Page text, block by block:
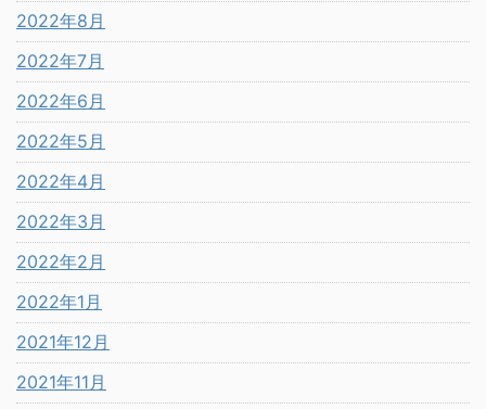
2022年8月
2022年7月
2022年6月
2022年5月
2022年4月
2022年3月
2022年2月
2022年1月
2021年12月
2021年11月